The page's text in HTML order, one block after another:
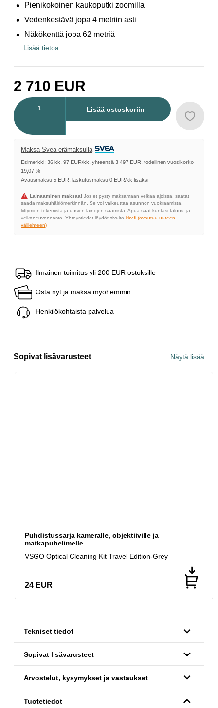
Pienikokoinen kaukoputki zoomilla
Vedenkestävä jopa 4 metriin asti
Näkökenttä jopa 62 metriä
Lisää tietoa
2 710 EUR
Lisää ostoskoriin
Maksa Svea-erämaksulla
Esimerkki: 36 kk, 97 EUR/kk, yhteensä 3 497 EUR, todellinen vuosikorko
19,07 %
Avausmaksu 5 EUR, laskutusmaksu 0 EUR/kk lisäksi
Lainaaminen maksaa! Jos et pysty maksamaan velkaa ajoissa, saatat
saada maksuhäiriömerkinnän. Se voi vaikeuttaa asunnon vuokraamista,
liittymien tekemistä ja uusien lainojen saamista. Apua saat kuntasi talous- ja
velkaneuvonnasta. Yhteystiedot löydät sivulta kkv.fi (avautuu uuteen
välilehteen)
Ilmainen toimitus yli 200 EUR ostoksille
Osta nyt ja maksa myöhemmin
Henkilökohtaista palvelua
Sopivat lisävarusteet Näytä lisää
Puhdistussarja kameralle, objektiiville ja
matkapuhelimelle
VSGO Optical Cleaning Kit Travel Edition-Grey
24 EUR
Tekniset tiedot
Sopivat lisävarusteet
Arvostelut, kysymykset ja vastaukset
Tuotetiedot